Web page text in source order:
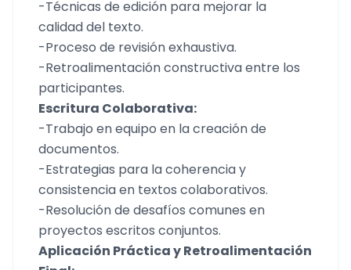
-Técnicas de edición para mejorar la
calidad del texto.
-Proceso de revisión exhaustiva.
-Retroalimentación constructiva entre los
participantes.
Escritura Colaborativa:
-Trabajo en equipo en la creación de
documentos.
-Estrategias para la coherencia y
consistencia en textos colaborativos.
-Resolución de desafíos comunes en
proyectos escritos conjuntos.
Aplicación Práctica y Retroalimentación